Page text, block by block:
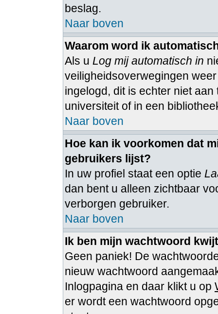
beslag.
Naar boven
Waarom word ik
Als u Log mij automatisch in
veiligheidsoverwegingen
ingelogd, dit is echter niet
universiteit of in een
Naar boven
Hoe kan ik voorkomen dat
gebruikers lijst?
In uw profiel staat een optie
dan bent u alleen zichtbaar
verborgen gebruiker.
Naar boven
Ik ben mijn wachtwoord
Geen paniek! De
nieuw wachtwoord
Inlogpagina en daar klikt u op
er wordt een wachtwoord